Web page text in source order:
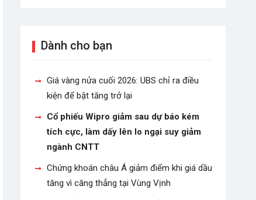
Dành cho bạn
Giá vàng nửa cuối 2026: UBS chỉ ra điều
kiện để bật tăng trở lại
Cổ phiếu Wipro giảm sau dự báo kém
tích cực, làm dấy lên lo ngại suy giảm
ngành CNTT
Chứng khoán châu Á giảm điểm khi giá dầu
tăng vì căng thẳng tại Vùng Vịnh